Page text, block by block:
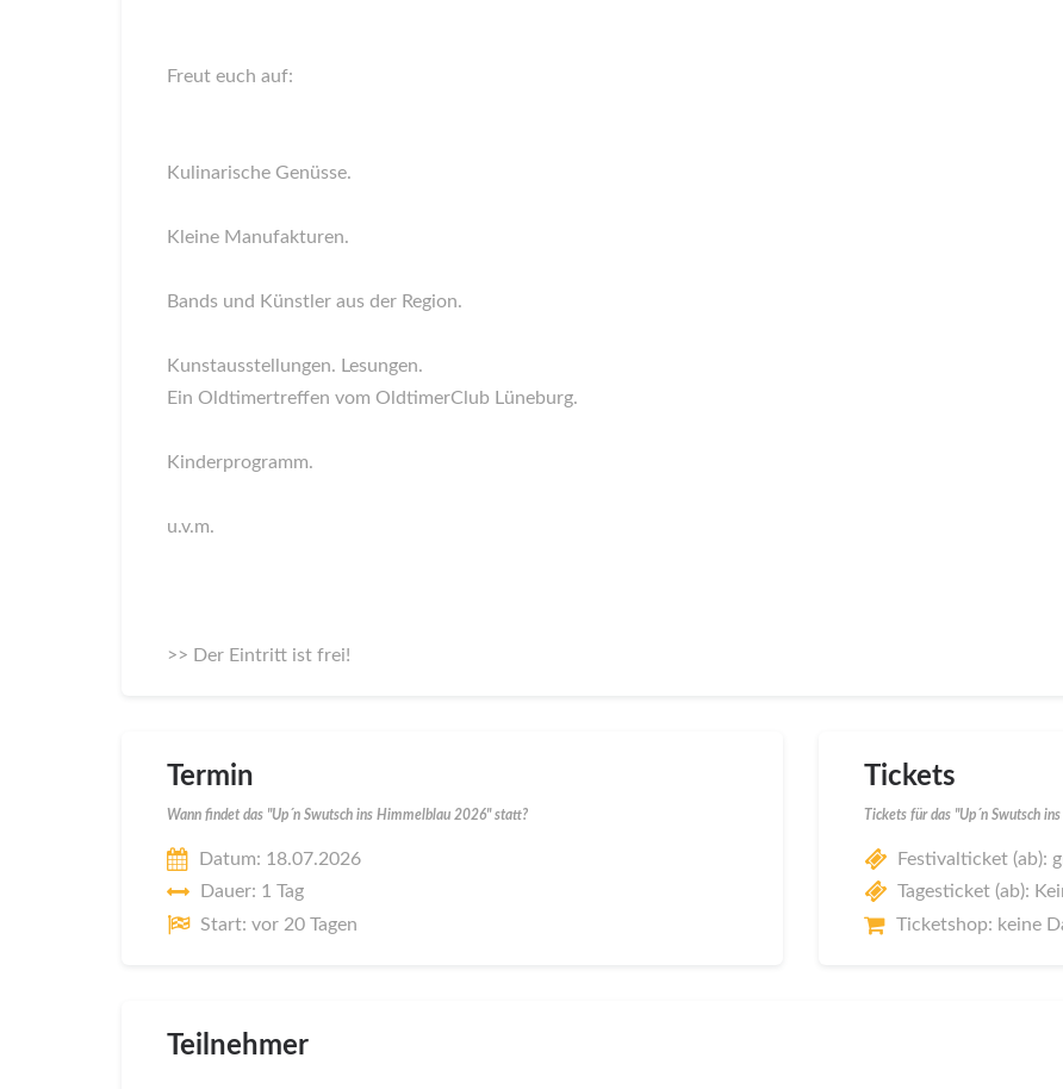
Freut euch auf:
Kulinarische Genüsse.
Kleine Manufakturen.
Bands und Künstler aus der Region.
Kunstausstellungen. Lesungen.
Ein Oldtimertreffen vom OldtimerClub Lüneburg.
Kinderprogramm.
u.v.m.
>> Der Eintritt ist frei!
Termin
Wann findet das "Up´n Swutsch ins Himmelblau 2026" statt?
Datum: 18.07.2026
Dauer: 1 Tag
Start: vor 20 Tagen
Tickets
Tickets für das "Up´n Swutsch
Festivalticket (ab):
Tagesticket (ab):
Ticketshop: keine
Teilnehmer